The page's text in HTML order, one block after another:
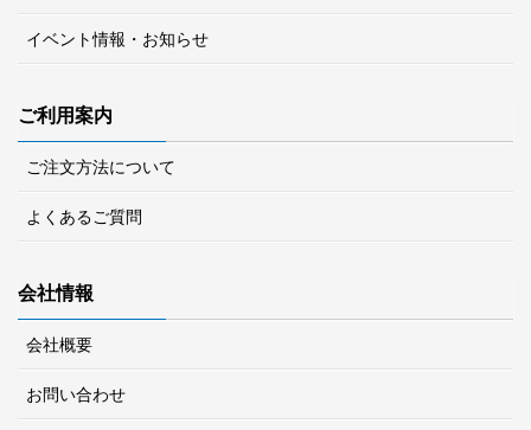
イベント情報・お知らせ
ご利用案内
ご注文方法について
よくあるご質問
会社情報
会社概要
お問い合わせ